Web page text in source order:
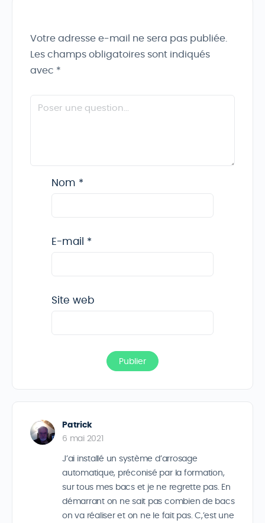
Votre adresse e-mail ne sera pas publiée.
Les champs obligatoires sont indiqués
avec *
Nom *
E-mail *
Site web
Patrick
6 mai 2021
J’ai installé un système d’arrosage
automatique, préconisé par la formation,
sur tous mes bacs et je ne regrette pas. En
démarrant on ne sait pas combien de bacs
on va réaliser et on ne le fait pas. C,’est une